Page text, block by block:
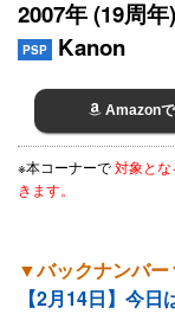
2007年 (19周年)
PSP Kanon
Amazon
※本コーナーで対象と
きます。
▼バックナンバ
【2月14日】今